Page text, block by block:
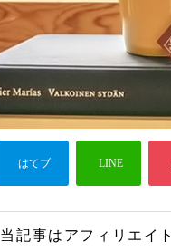
当記事はアフィリエイ